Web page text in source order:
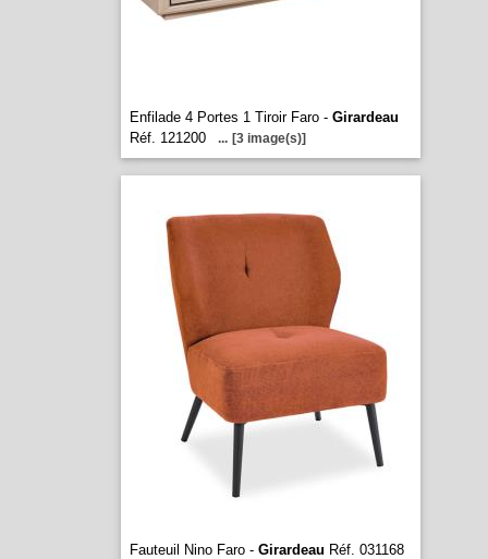
Enfilade 4 Portes 1 Tiroir Faro - Girardeau
Réf. 121200
... [3 image(s)]
Fauteuil Nino Faro - Girardeau Réf. 031168